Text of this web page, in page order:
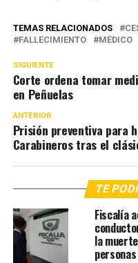
TEMAS RELACIONADOS
FALLECIMIENTO
MÉDICO
SIGUIENTE
Corte ordena tomar
en Peñuelas
ANTERIOR
Prisión preventiva para
Carabineros tras el
TE
Fiscalía
la
personas